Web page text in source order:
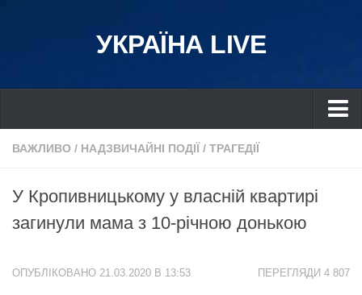
УКРАЇНА LIVE
Україна
Дніпро
Львів
Харків
ВАЖЛИВО / НАДЗВИЧАЙНІ ПОДІЇ / ТРАГЕДІЇ
У Кропивницькому у власній квартирі
загинули мама з 10-річною донькою
ПЕРЕГЛЯДИ 4 807
ОПУБЛІКОВАНО 21.03.2020 В 13:53